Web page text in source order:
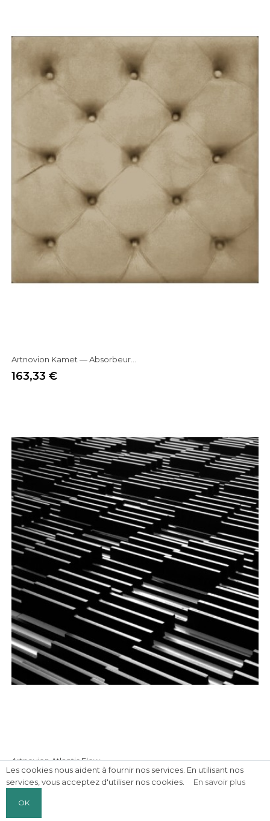
Artnovion Kamet — Absorbeur...
Prix
163,33 €
Artnovion Atlantis Flow —...
Prix
260,00 €
Les cookies nous aident à fournir nos services. En utilisant nos
services, vous acceptez d'utiliser nos cookies. En savoir plus
OK